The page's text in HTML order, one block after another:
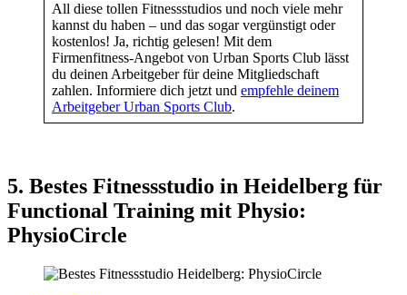
All diese tollen Fitnessstudios und noch viele mehr
kannst du haben – und das sogar vergünstigt oder
kostenlos! Ja, richtig gelesen! Mit dem
Firmenfitness-Angebot von Urban Sports Club lässt
du deinen Arbeitgeber für deine Mitgliedschaft
zahlen. Informiere dich jetzt und empfehle deinem
Arbeitgeber Urban Sports Club.
5. Bestes Fitnessstudio in Heidelberg für
Functional Training mit Physio:
PhysioCircle